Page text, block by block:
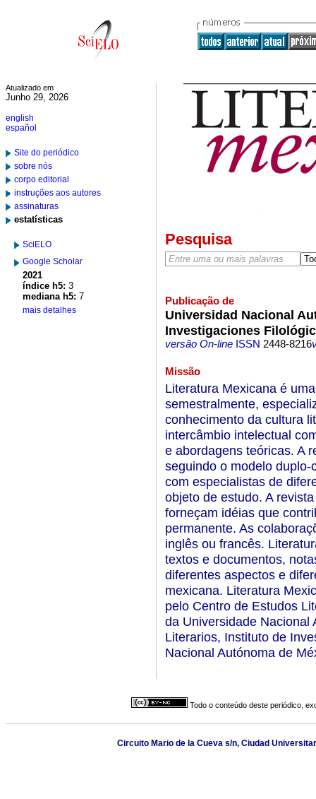
Atualizado em
Junho 29, 2026
english
español
Site do periódico
sobre nós
corpo editorial
instruções aos autores
assinaturas
estatísticas
SciELO
Google Scholar
2021
índice h5: 3
mediana h5: 7
mais detalhes
Pesquisa
Publicação de
Universidad Nacional
Investigaciones
versão On-lineISSN 2448-8216
Missão
Literatura Mexicana é
semestralmente,
conhecimento da cultura
intercâmbio intelectual
e abordagens teóricas. A
seguindo o modelo
com especialistas de
objeto de estudo. A
forneçam idéias que
permanente. As
inglês ou francês.
textos e documentos,
diferentes aspectos e
mexicana. Literatura
pelo Centro de Estudos
da Universidade Nacional
Literarios, Instituto de
Nacional Autónoma de
Todo o conteúdo deste periódico,
Circuito Mario de la Cueva s/n, Ciudad